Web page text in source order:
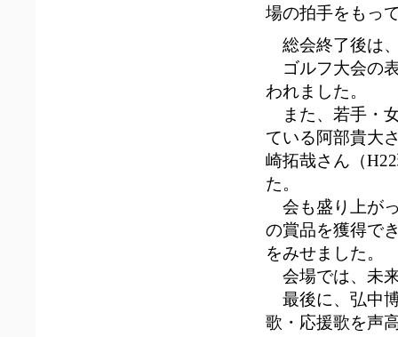
場の拍手をもっ
総会終了後は
ゴルフ大会の
われました。
また、若手・
ている阿部貴大
崎拓哉さん（
た。
会も盛り上が
の賞品を獲得で
をみせました。
会場では、未
最後に、弘中
歌・応援歌を声